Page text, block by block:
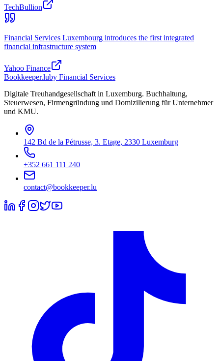
TechBullion
Financial Services Luxembourg introduces the first integrated
financial infrastructure system
Yahoo Finance
Bookkeeper.luby Financial Services
Digitale Treuhandgesellschaft in Luxemburg. Buchhaltung,
Steuerwesen, Firmengründung und Domizilierung für Unternehmer
und KMU.
142 Bd de la Pétrusse, 3. Etage, 2330 Luxemburg
+352 661 111 240
contact@bookkeeper.lu